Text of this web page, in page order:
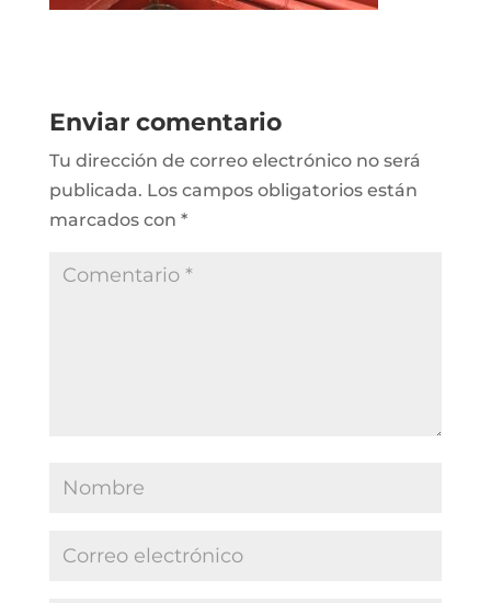
Enviar comentario
Tu dirección de correo electrónico no será
publicada. Los campos obligatorios están
marcados con *